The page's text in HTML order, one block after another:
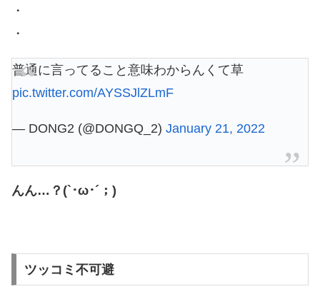
・
・
普通に言ってること意味わからんくて草
pic.twitter.com/AYSSJlZLmF
— DONG2 (@DONGQ_2) January 21, 2022
んん…？(`･ω･´；)
ツッコミ不可避